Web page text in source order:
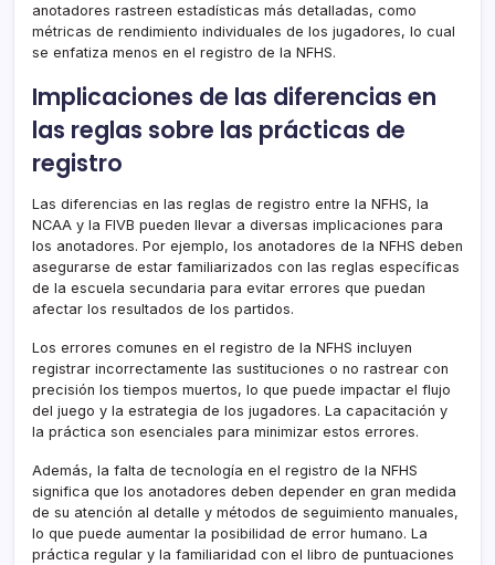
anotadores rastreen estadísticas más detalladas, como
métricas de rendimiento individuales de los jugadores, lo cual
se enfatiza menos en el registro de la NFHS.
Implicaciones de las diferencias en
las reglas sobre las prácticas de
registro
Las diferencias en las reglas de registro entre la NFHS, la
NCAA y la FIVB pueden llevar a diversas implicaciones para
los anotadores. Por ejemplo, los anotadores de la NFHS deben
asegurarse de estar familiarizados con las reglas específicas
de la escuela secundaria para evitar errores que puedan
afectar los resultados de los partidos.
Los errores comunes en el registro de la NFHS incluyen
registrar incorrectamente las sustituciones o no rastrear con
precisión los tiempos muertos, lo que puede impactar el flujo
del juego y la estrategia de los jugadores. La capacitación y
la práctica son esenciales para minimizar estos errores.
Además, la falta de tecnología en el registro de la NFHS
significa que los anotadores deben depender en gran medida
de su atención al detalle y métodos de seguimiento manuales,
lo que puede aumentar la posibilidad de error humano. La
práctica regular y la familiaridad con el libro de puntuaciones